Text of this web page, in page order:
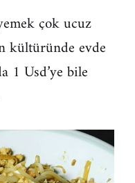
çok ucuz
kültüründe evde
1 Usd’ye bile